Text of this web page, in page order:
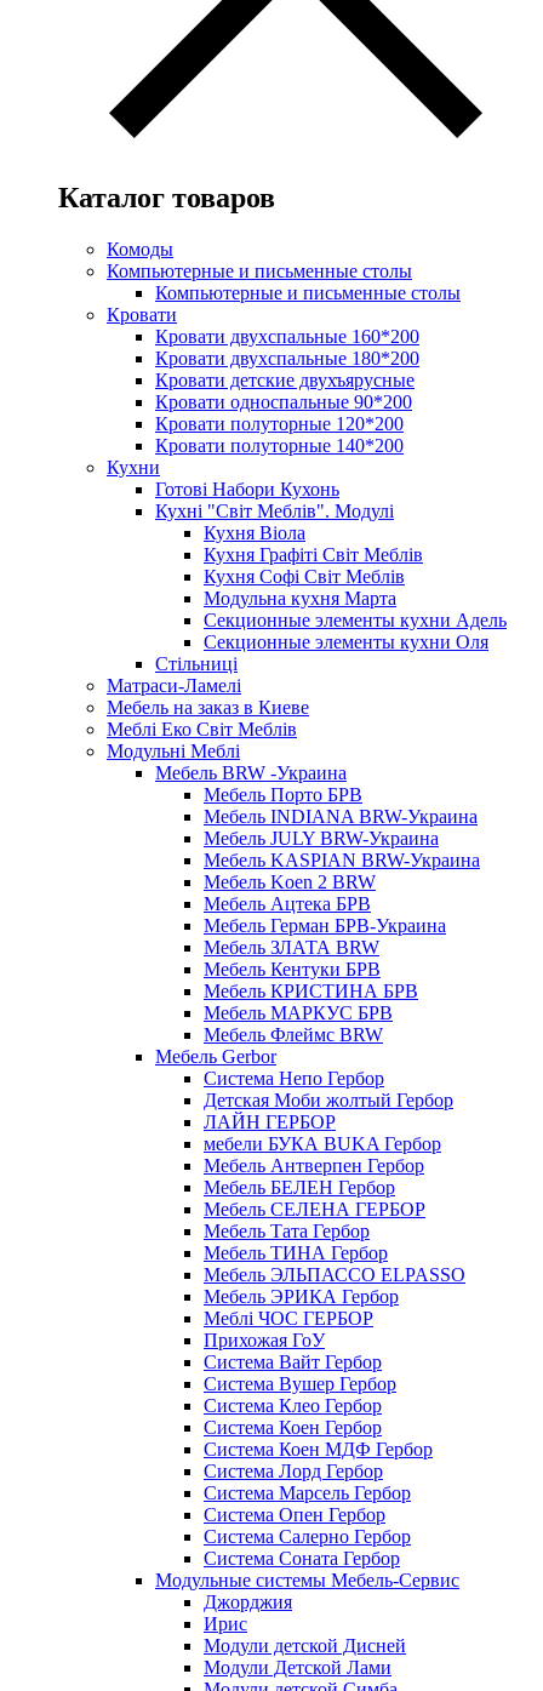
Каталог товаров
Комоды
Компьютерные и письменные столы
Компьютерные и письменные столы
Кровати
Кровати двухспальные 160*200
Кровати двухспальные 180*200
Кровати детские двухъярусные
Кровати односпальные 90*200
Кровати полуторные 120*200
Кровати полуторные 140*200
Кухни
Готові Набори Кухонь
Кухні "Світ Меблів". Модулі
Кухня Віола
Кухня Графіті Світ Меблів
Кухня Софі Світ Меблів
Модульна кухня Марта
Секционные элементы кухни Адель
Секционные элементы кухни Оля
Стільниці
Матраси-Ламелі
Мебель на заказ в Киеве
Меблі Еко Світ Меблів
Модульні Меблі
Мебель BRW -Украина
Мебель Порто БРВ
Мебель INDIANA BRW-Украина
Мебель JULY BRW-Украина
Мебель KASPIAN BRW-Украина
Мебель Koen 2 BRW
Мебель Ацтека БРВ
Мебель Герман БРВ-Украина
Мебель ЗЛАТА BRW
Мебель Кентуки БРВ
Мебель КРИСТИНА БРВ
Мебель МАРКУС БРВ
Мебель Флеймс BRW
Мебель Gerbor
Cистема Непо Гербор
Детская Моби жолтый Гербор
ЛАЙН ГЕРБОР
мебели БУКА BUKA Гербор
Мебель Антверпен Гербор
Мебель БЕЛЕН Гербор
Мебель СЕЛЕНА ГЕРБОР
Мебель Тата Гербор
Мебель ТИНА Гербор
Мебель ЭЛЬПАССО ELPASSO
Мебель ЭРИКА Гербор
Меблі ЧОС ГЕРБОР
Прихожая ГоУ
Система Вайт Гербор
Система Вушер Гербор
Система Клео Гербор
Система Коен Гербор
Система Коен МДФ Гербор
Система Лорд Гербор
Система Марсель Гербор
Система Опен Гербор
Система Салерно Гербор
Система Соната Гербор
Модульные системы Мебель-Сервис
Джорджия
Ирис
Модули детской Дисней
Модули Детской Лами